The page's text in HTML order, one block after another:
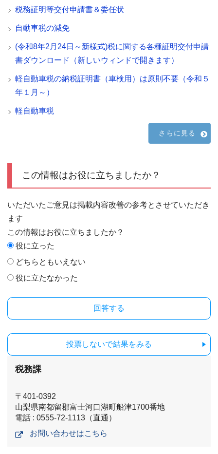
税務証明等交付申請書＆委任状
自動車税の減免
(令和8年2月24日～新様式)税に関する各種証明交付申請
書ダウンロード（新しいウィンドで開きます）
軽自動車税の納税証明書（車検用）は原則不要（令和５
年１月～）
軽自動車税
さらに見る
この情報はお役に立ちましたか？
いただいたご意見は掲載内容改善の参考とさせていただき
ます
この情報はお役に立ちましたか？
役に立った
どちらともいえない
役に立たなかった
投票しないで結果をみる
税務課
〒401-0392
山梨県南都留郡富士河口湖町船津1700番地
電話 : 0555-72-1113（直通）
お問い合わせはこちら